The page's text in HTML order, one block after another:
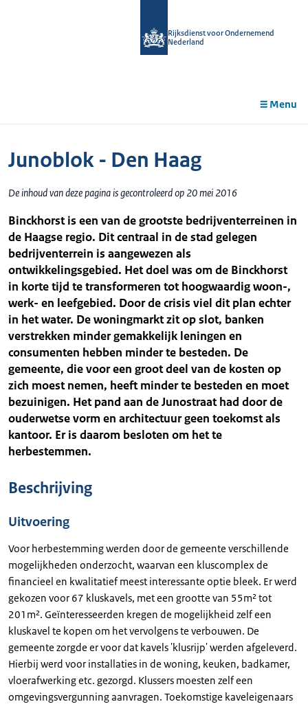
Rijksdienst voor Ondernemend
Nederland
Menu
Junoblok - Den Haag
De inhoud van deze pagina is gecontroleerd op 20 mei 2016
Binckhorst is een van de grootste bedrijventerreinen in
de Haagse regio. Dit centraal in de stad gelegen
bedrijventerrein is aangewezen als
ontwikkelingsgebied. Het doel was om de Binckhorst
in korte tijd te transformeren tot hoogwaardig woon-,
werk- en leefgebied. Door de crisis viel dit plan echter
in het water. De woningmarkt zit op slot, banken
verstrekken minder gemakkelijk leningen en
consumenten hebben minder te besteden. De
gemeente, die voor een groot deel van de kosten op
zich moest nemen, heeft minder te besteden en moet
bezuinigen. Het pand aan de Junostraat had door de
ouderwetse vorm en architectuur geen toekomst als
kantoor. Er is daarom besloten om het te
herbestemmen.
Beschrijving
Uitvoering
Voor herbestemming werden door de gemeente verschillende
mogelijkheden onderzocht, waarvan een kluscomplex de
financieel en kwalitatief meest interessante optie bleek. Er werd
gekozen voor 67 kluskavels, met een grootte van 55m² tot
201m². Geïnteresseerden kregen de mogelijkheid zelf een
kluskavel te kopen om het vervolgens te verbouwen. De
gemeente zorgde er voor dat kavels 'klusrijp' werden afgeleverd.
Hierbij werd voor installaties in de woning, keuken, badkamer,
vloerafwerking etc. gezorgd. Klussers moesten zelf een
omgevingsvergunning aanvragen. Toekomstige kaveleigenaars